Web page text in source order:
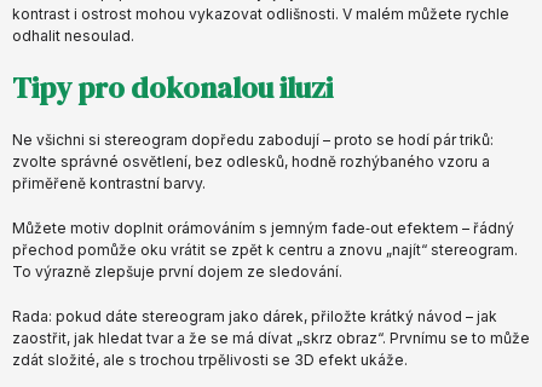
kontrast i ostrost mohou vykazovat odlišnosti. V malém můžete rychle
odhalit nesoulad.
Tipy pro dokonalou iluzi
Ne všichni si stereogram dopředu zabodují – proto se hodí pár triků:
zvolte správné osvětlení, bez odlesků, hodně rozhýbaného vzoru a
přiměřeně kontrastní barvy.
Můžete motiv doplnit orámováním s jemným fade‑out efektem – řádný
přechod pomůže oku vrátit se zpět k centru a znovu „najít“ stereogram.
To výrazně zlepšuje první dojem ze sledování.
Rada: pokud dáte stereogram jako dárek, přiložte krátký návod – jak
zaostřit, jak hledat tvar a že se má dívat „skrz obraz“. Prvnímu se to může
zdát složité, ale s trochou trpělivosti se 3D efekt ukáže.